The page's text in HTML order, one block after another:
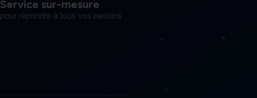
Service sur-mesure
pour répondre à tous vos besoins